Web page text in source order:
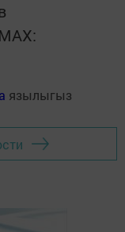
язылыгыз